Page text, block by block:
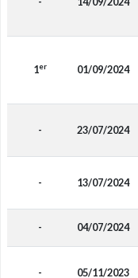
1er 01/09/2024
- 23/07/2024
- 13/07/2024
- 04/07/2024
- 05/11/2023